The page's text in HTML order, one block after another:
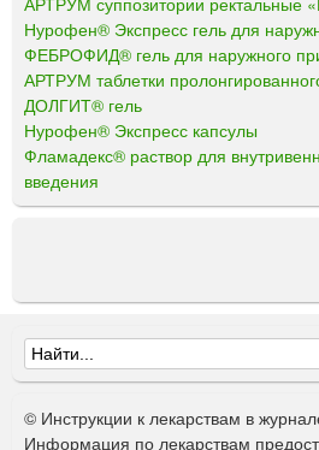
Нурофен® Экспресс гель для
ФЕБРОФИД® гель для наружного
АРТРУМ таблетки
ДОЛГИТ® гель
Нурофен® Экспресс капсулы
Фламадекс® раствор для
введения
Ф
о
р
© Инструкции к лекарствам в
Информация по лекарствам